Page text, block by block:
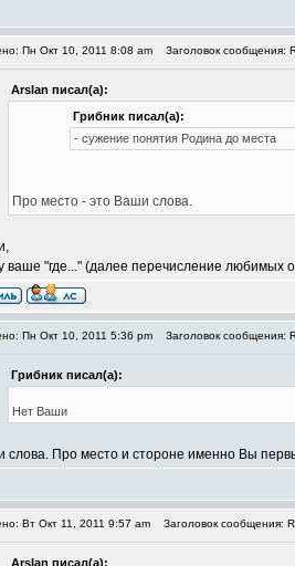
Пн Окт 10, 2011 8:08 am Заголовок сообщения:
Arslan писал(а):
Грибник писал(а):
- сужение понятия Родина до места
Про место - это Ваши слова.
ваше "где..." (далее перечисление любимых
Пн Окт 10, 2011 5:36 pm Заголовок сообщения:
Грибник писал(а):
Нет Ваши
слова. Про место и стороне именно Вы
Вт Окт 11, 2011 9:57 am Заголовок сообщения:
Arslan писал(а):